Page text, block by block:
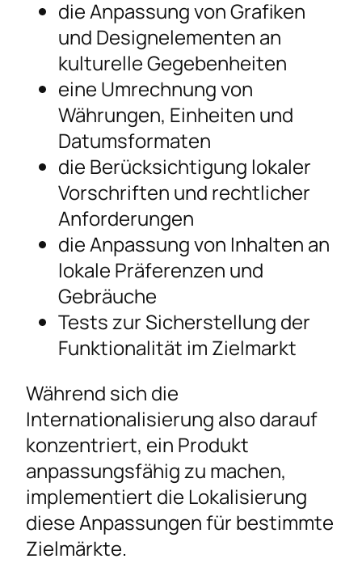
die Anpassung von Grafiken
und Designelementen an
kulturelle Gegebenheiten
eine Umrechnung von
Währungen, Einheiten und
Datumsformaten
die Berücksichtigung lokaler
Vorschriften und rechtlicher
Anforderungen
die Anpassung von Inhalten an
lokale Präferenzen und
Gebräuche
Tests zur Sicherstellung der
Funktionalität im Zielmarkt
Während sich die
Internationalisierung also darauf
konzentriert, ein Produkt
anpassungsfähig zu machen,
implementiert die Lokalisierung
diese Anpassungen für bestimmte
Zielmärkte.